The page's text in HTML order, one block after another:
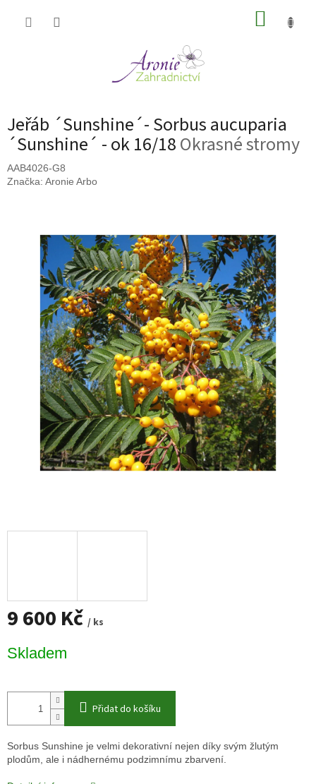
Jeřáb ´Sunshine´- Sorbus aucuparia
´Sunshine´ - ok 16/18Okrasné stromy
AAB4026-G8
Značka: Aronie Arbo
9 600 Kč / ks
cena:
Skladem
Přidat do košíku
Sorbus Sunshine je velmi dekorativní nejen díky svým žlutým
plodům, ale i nádhernému podzimnímu zbarvení.